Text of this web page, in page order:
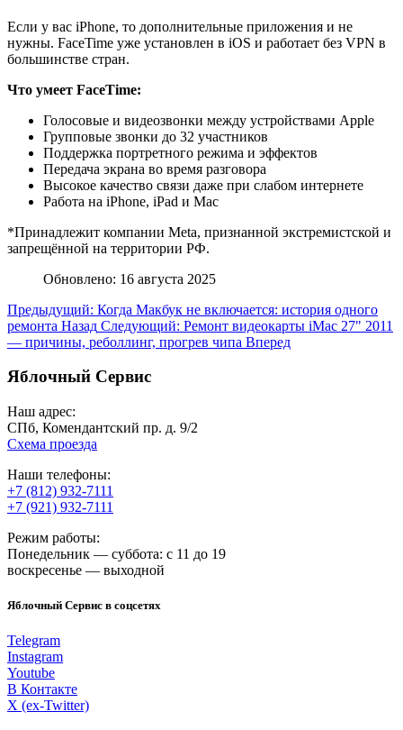
Если у вас iPhone, то дополнительные приложения и не
нужны. FaceTime уже установлен в iOS и работает без VPN в
большинстве стран.
Что умеет FaceTime:
Голосовые и видеозвонки между устройствами Apple
Групповые звонки до 32 участников
Поддержка портретного режима и эффектов
Передача экрана во время разговора
Высокое качество связи даже при слабом интернете
Работа на iPhone, iPad и Mac
*Принадлежит компании Meta, признанной экстремистской и
запрещённой на территории РФ.
Обновлено: 16 августа 2025
Предыдущий: Когда Макбук не включается: история одного
ремонта Назад Следующий: Ремонт видеокарты iMac 27" 2011
— причины, реболлинг, прогрев чипа Вперед
Яблочный Сервис
Наш адрес:
СПб, Комендантский пр. д. 9/2
Схема проезда
Наши телефоны:
+7 (812) 932-7111
+7 (921) 932-7111
Режим работы:
Понедельник — суббота: с 11 до 19
воскресенье — выходной
Яблочный Сервис в соцсетях
Telegram
Instagram
Youtube
В Контакте
X (ex-Twitter)